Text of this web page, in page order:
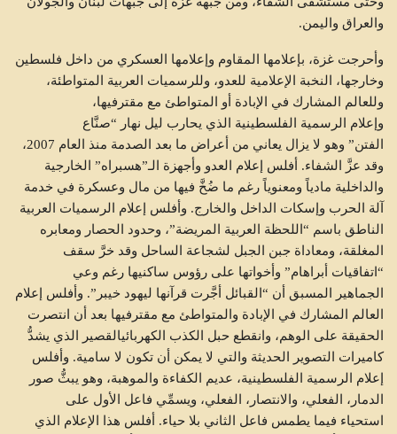
والعراق واليمن.
وأحرجت غزة، بإعلامها المقاوم وإعلامها العسكري من داخل فلسطين
وخارجها، النخبة الإعلامية للعدو، وللرسميات العربية المتواطئة،
وللعالم المشارك في الإبادة أو المتواطئ مع مقترفيها،
وإعلام الرسمية الفلسطينية الذي يحارب ليل نهار “صنَّاع
الفتن” وهو لا يزال يعاني من أعراض ما بعد الصدمة منذ العام 2007،
وقد عزَّ الشفاء. أفلس إعلام العدو وأجهزة الـ”هسبراه” الخارجية
والداخلية مادياً ومعنوياً رغم ما ضُخَّ فيها من مال وعسكرة في خدمة
آلة الحرب وإسكات الداخل والخارج. وأفلس إعلام الرسميات العربية
الناطق باسم “اللحظة العربية المريضة”، وحدود الحصار ومعابره
المغلقة، ومعاداة جبن الجبل لشجاعة الساحل وقد خرَّ سقف
“اتفاقيات أبراهام” وأخواتها على رؤوس ساكنيها رغم وعي
الجماهير المسبق أن “القبائل أجَّرت قرآنها ليهود خيبر”. وأفلس إعلام
العالم المشارك في الإبادة والمتواطئ مع مقترفيها بعد أن انتصرت
الحقيقة على الوهم، وانقطع حبل الكذب الكهربائيالقصير الذي يشدُّ
كاميرات التصوير الحديثة والتي لا يمكن أن تكون لا سامية. وأفلس
إعلام الرسمية الفلسطينية، عديم الكفاءة والموهبة، وهو يبثُّ صور
الدمار، الفعلي، والانتصار، الفعلي، ويسمِّي فاعل الأول على
استحياء فيما يطمس فاعل الثاني بلا حياء. أفلس هذا الإعلام الذي